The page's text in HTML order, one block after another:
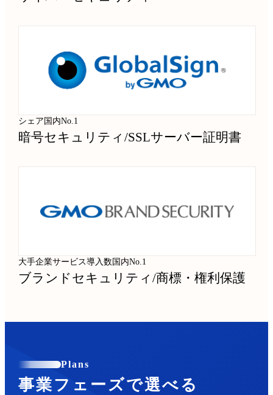
シェア国内No.1
暗号セキュリティ/SSLサーバー証明書
大手企業サービス導入数国内No.1
ブランドセキュリティ/商標・権利保護
Plans
事業フェーズで選べる